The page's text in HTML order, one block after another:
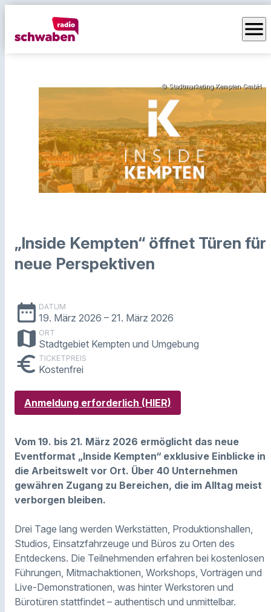
menu
© Stadtmarketing Kempten GmbH
„Inside Kempten“ öffnet Türen für
neue Perspektiven
date_range DATUM
19. März 2026 – 21. März 2026
map ORT
Stadtgebiet Kempten und Umgebung
euro TICKETPREIS
Kostenfrei
Anmeldung erforderlich (HIER)
Vom 19. bis 21. März 2026 ermöglicht das neue
Eventformat „Inside Kempten“ exklusive Einblicke in
die Arbeitswelt vor Ort. Über 40 Unternehmen
gewähren Zugang zu Bereichen, die im Alltag meist
verborgen bleiben.
Drei Tage lang werden Werkstätten, Produktionshallen,
Studios, Einsatzfahrzeuge und Büros zu Orten des
Entdeckens. Die Teilnehmenden erfahren bei kostenlosen
Führungen, Mitmachaktionen, Workshops, Vorträgen und
Live-Demonstrationen, was hinter Werkstoren und
Bürotüren stattfindet – authentisch und unmittelbar.